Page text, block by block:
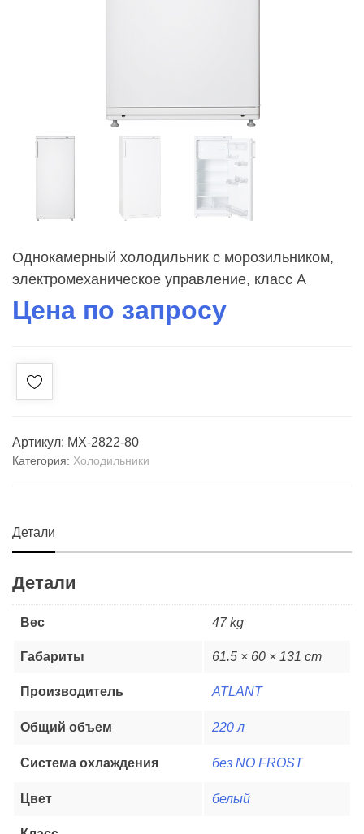
Однокамерный холодильник с морозильником,
электромеханическое управление, класс A
Цена по запросу
Артикул: МХ-2822-80
Категория: Холодильники
Детали
Детали
Вес 47 kg
Габариты 61.5 × 60 × 131 cm
Производитель ATLANT
Общий объем 220 л
Система охлаждения без NO FROST
Цвет белый